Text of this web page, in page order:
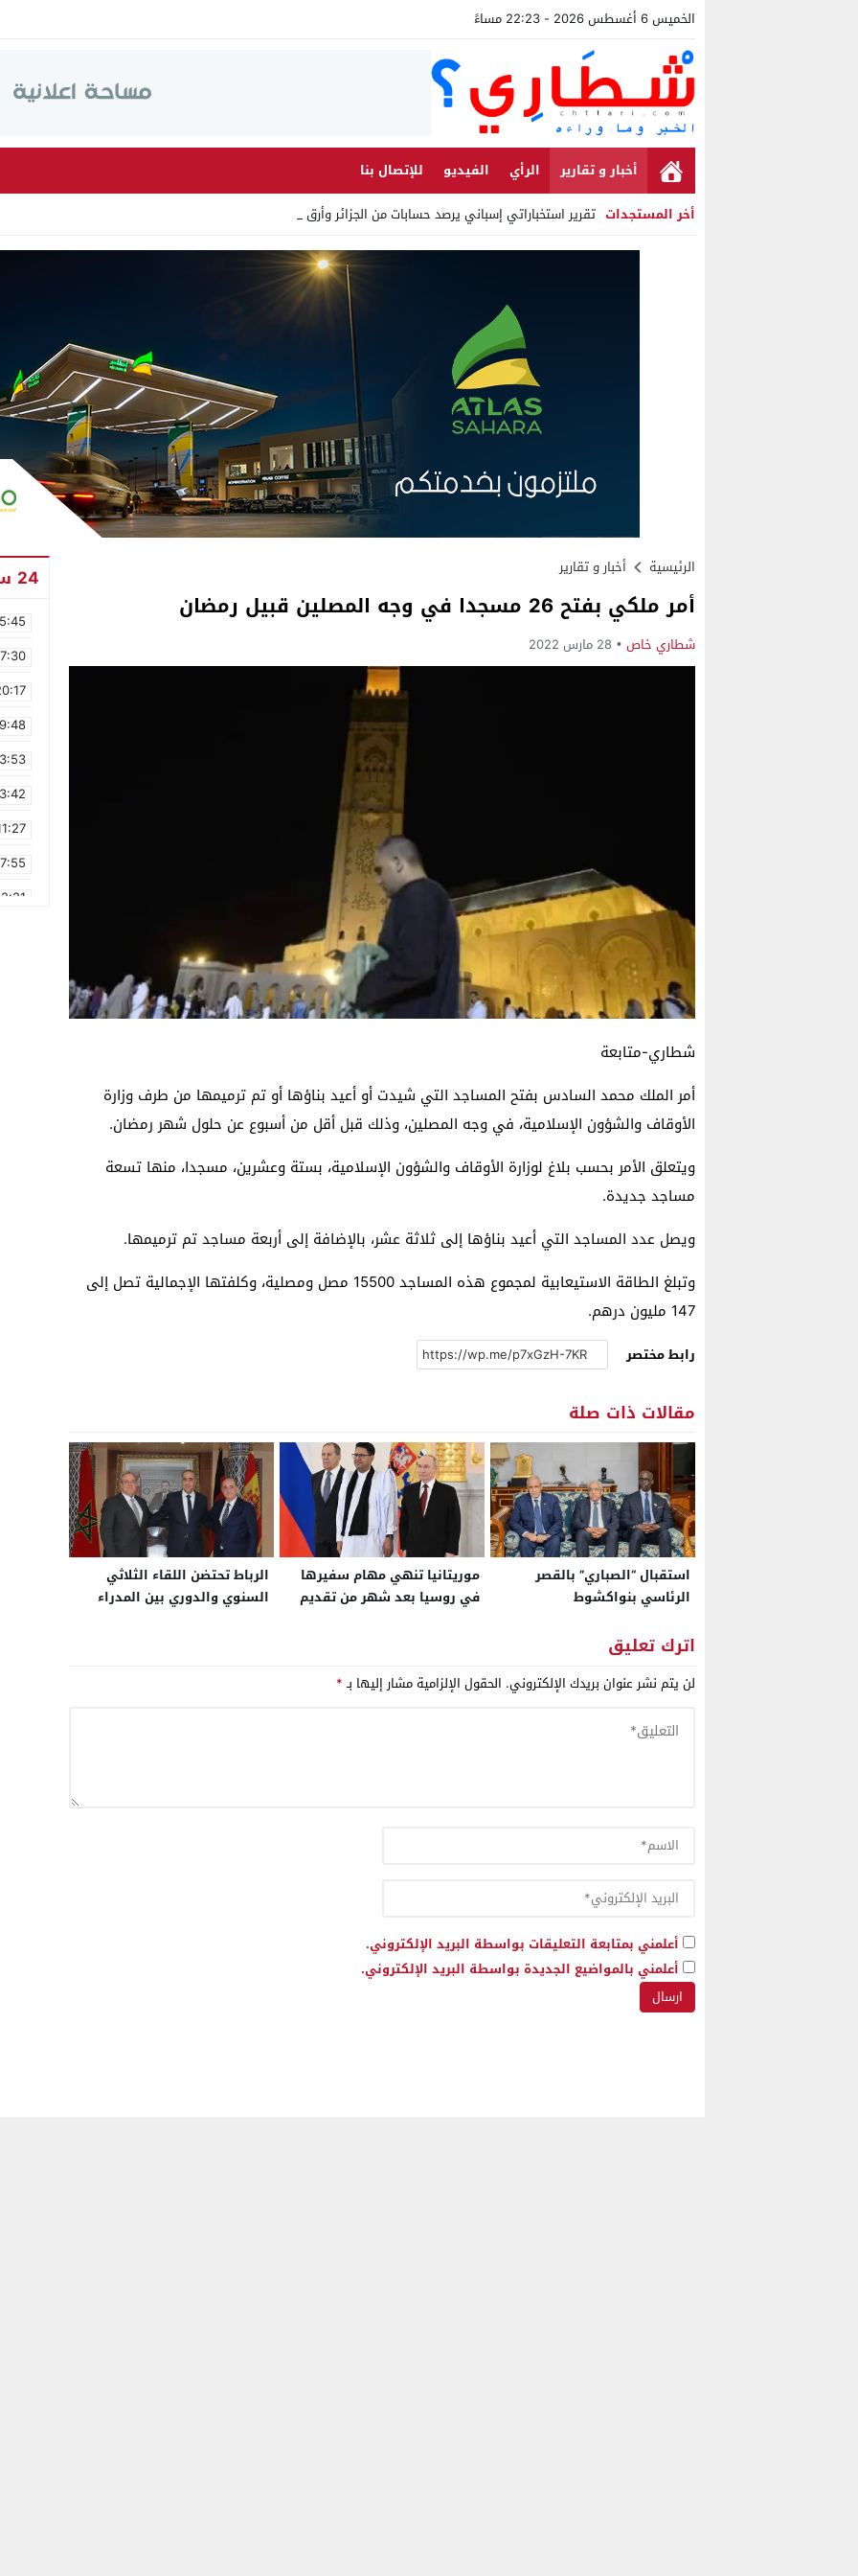
الخميس 6 أغسطس 2026 - 22:23 مساءً
أخبار و تقارير الرأي الفيديو
للإتصال بنا
أخر المستجدات تقرير استخباراتي إسباني يرصد حسابات من الجزائر وأرقاما بـ”21_
Stop
الرئيسية أخبار و تقارير
أمر ملكي بفتح 26 مسجدا في وجه المصلين قبيل رمضان
شطاري خاص 28 مارس 2022
شطاري-متابعة
أمر الملك محمد السادس بفتح المساجد التي شيدت أو أعيد بناؤها أو تم ترميمها من طرف وزارة
الأوقاف والشؤون الإسلامية، في وجه المصلين، وذلك قبل أقل من أسبوع عن حلول شهر رمضان.
ويتعلق الأمر بحسب بلاغ لوزارة الأوقاف والشؤون الإسلامية، بستة وعشرين، مسجدا، منها تسعة
مساجد جديدة.
ويصل عدد المساجد التي أعيد بناؤها إلى ثلاثة عشر، بالإضافة إلى أربعة مساجد تم ترميمها.
وتبلغ الطاقة الاستيعابية لمجموع هذه المساجد 15500 مصل ومصلية، وكلفتها الإجمالية تصل إلى
147 مليون درهم.
رابط مختصر
مقالات ذات صلة
استقبال “الصباري” بالقصر
الرئاسي بنواكشوط
موريتانيا تنهي مهام سفيرها
في روسيا بعد شهر من تقديم
الرباط تحتضن اللقاء الثلاثي
السنوي والدوري بين المدراء
اترك تعليق
لن يتم نشر عنوان بريدك الإلكتروني. الحقول الإلزامية مشار إليها بـ*
أعلمني بمتابعة التعليقات بواسطة البريد الإلكتروني.
أعلمني بالمواضيع الجديدة بواسطة البريد الإلكتروني.
24 ساعة